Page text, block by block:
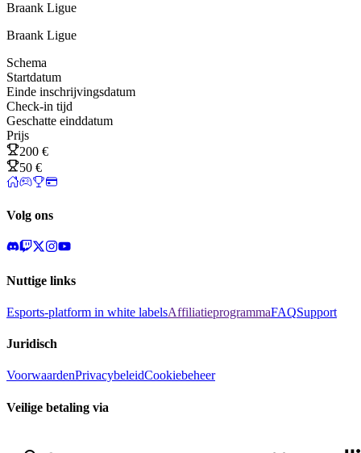
Braank Ligue
Braank Ligue
Schema
Startdatum
Einde inschrijvingsdatum
Check-in tijd
Geschatte einddatum
Prijs
200 €
50 €
Volg ons
Nuttige links
Esports-platform in white labelsAffiliatieprogrammaFAQSupport
Juridisch
VoorwaardenPrivacybeleidCookiebeheer
Veilige betaling via